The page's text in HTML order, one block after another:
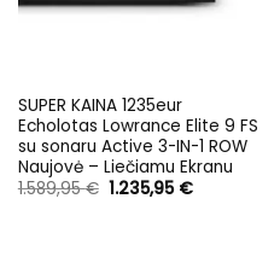
SUPER KAINA 1235eur
Echolotas Lowrance Elite 9 FS
su sonaru Active 3-IN-1 ROW
Naujovė – Liečiamu Ekranu
1.589,95€ Original
1.235,95 €Current